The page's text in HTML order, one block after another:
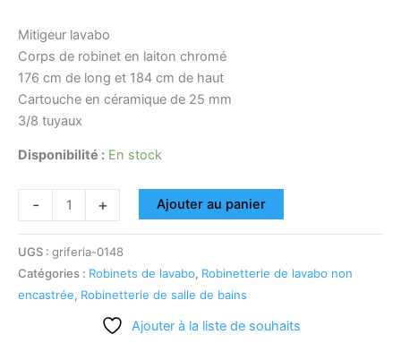
Mitigeur lavabo
Corps de robinet en laiton chromé
176 cm de long et 184 cm de haut
Cartouche en céramique de 25 mm
3/8 tuyaux
Disponibilité : En stock
- + Ajouter au panier
UGS : griferia-0148
Catégories : Robinets de lavabo, Robinetterie de lavabo non
encastrée, Robinetterie de salle de bains
Ajouter à la liste de souhaits